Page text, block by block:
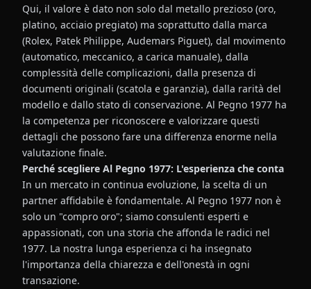
Qui, il valore è dato non solo dal metallo prezioso (oro,
platino, acciaio pregiato) ma soprattutto dalla marca
(Rolex, Patek Philippe, Audemars Piguet), dal movimento
(automatico, meccanico, a carica manuale), dalla
complessità delle complicazioni, dalla presenza di
documenti originali (scatola e garanzia), dalla rarità del
modello e dallo stato di conservazione. Al Pegno 1977 ha
la competenza per riconoscere e valorizzare questi
dettagli che possono fare una differenza enorme nella
valutazione finale.
Perché scegliere Al Pegno 1977: L'esperienza che conta
In un mercato in continua evoluzione, la scelta di un
partner affidabile è fondamentale. Al Pegno 1977 non è
solo un "compro oro"; siamo consulenti esperti e
appassionati, con una storia che affonda le radici nel
1977. La nostra lunga esperienza ci ha insegnato
l'importanza della chiarezza e dell'onestà in ogni
transazione.